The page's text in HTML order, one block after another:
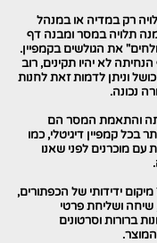
רק במדיה או במנהל
אלא כ-50% ממנה תלויה במסר ומבנה דף
את הגולשים בקמפיין.
לא יהיו תקינים, רוב
וניתן לדמות זאת לחנות
נכונה.
והתאמת המסר הם
בכל קמפיין דיגיטלי, כמו
עם מוכרנים לפני שאנו
ידידותי של הכפתורים,
שיחה ושליחת פרטי
ברורות וסרטונים